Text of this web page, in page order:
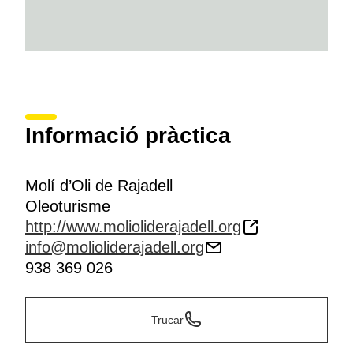
Informació pràctica
Molí d’Oli de Rajadell
Oleoturisme
http://www.molioliderajadell.org
info@molioliderajadell.org
938 369 026
Trucar